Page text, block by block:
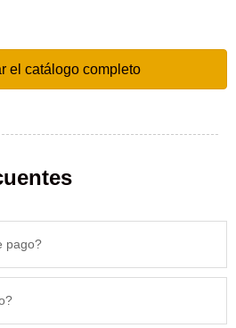
el catálogo completo
pago?